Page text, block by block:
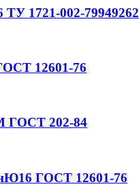
ТУ 1721-002-
12601-76
ГОСТ 202-84
ГОСТ 12601-76